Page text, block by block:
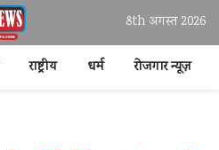
8th अगस्त 2026
राष्ट्रीय धर्म रोजगार न्यूज़